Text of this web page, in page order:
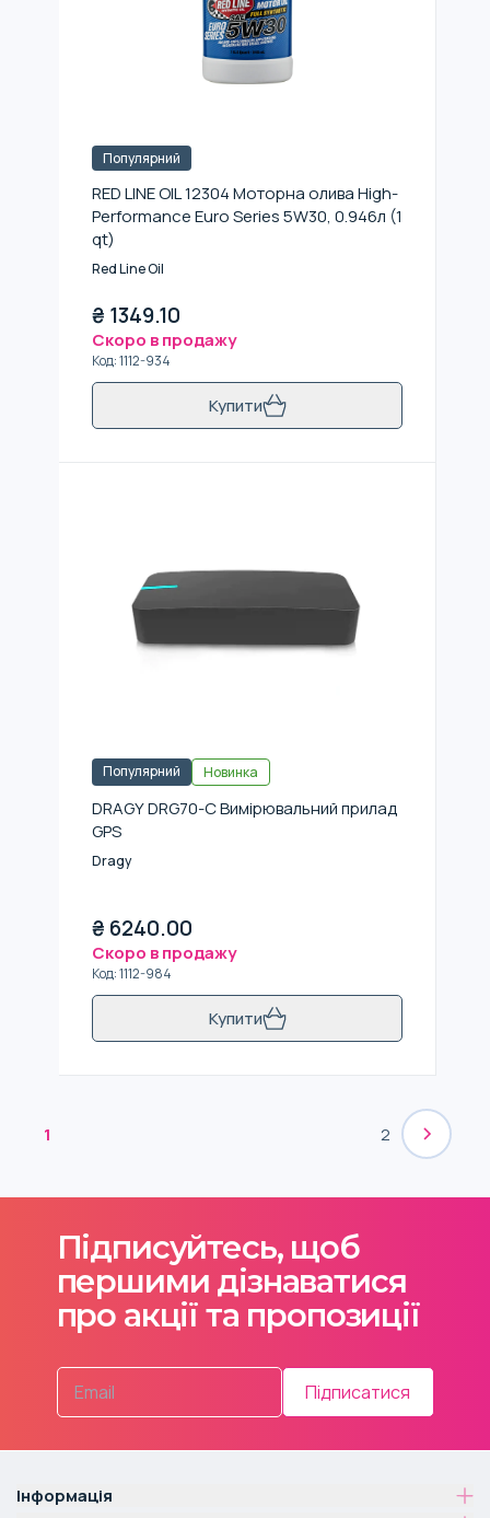
Популярний
RED LINE OIL 12304 Моторна олива High-
Performance Euro Series 5W30, 0.946л (1
qt)
Red Line Oil
₴ 1349.10
Скоро в продажу
Код:1112-934
Купити
Популярний Новинка
DRAGY DRG70-C Вимірювальний прилад
GPS
Dragy
₴ 6240.00
Скоро в продажу
Код:1112-984
Купити
1 2
Підписуйтесь, щоб
першими дізнаватися
про акції та пропозиції
Підписатися
Інформація